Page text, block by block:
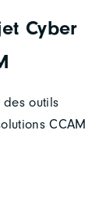
Cyber
outils
CCAM